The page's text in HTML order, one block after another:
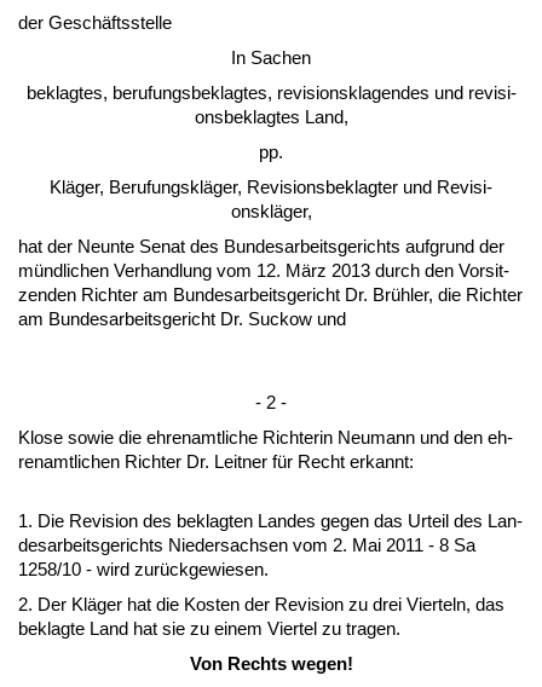
der Geschäfts­stel­le
In Sa­chen
be­klag­tes, be­ru­fungs­be­klag­tes, re­vi­si­ons­kla­gen­des und re­vi­si­
ons­be­klag­tes Land,
pp.
Kläger, Be­ru­fungskläger, Re­vi­si­ons­be­klag­ter und Re­vi­si­
onskläger,
hat der Neun­te Se­nat des Bun­des­ar­beits­ge­richts auf­grund der
münd­li­chen Ver­hand­lung vom 12. März 2013 durch den Vor­sit­
zen­den Rich­ter am Bun­des­ar­beits­ge­richt Dr. Brühler, die Rich­ter
am Bun­des­ar­beits­ge­richt Dr. Suckow und
- 2 -
Klo­se so­wie die eh­ren­amt­li­che Rich­te­rin Neu­mann und den eh­
ren­amt­li­chen Rich­ter Dr. Leit­ner für Recht er­kannt:
1. Die Re­vi­si­on des be­klag­ten Lan­des ge­gen das Ur­teil des Lan­
des­ar­beits­ge­richts Nie­der­sach­sen vom 2. Mai 2011 - 8 Sa
1258/10 - wird zurück­ge­wie­sen.
2. Der Kläger hat die Kos­ten der Re­vi­si­on zu drei Vier­teln, das
be­klag­te Land hat sie zu ei­nem Vier­tel zu tra­gen.
Von Rechts we­gen!